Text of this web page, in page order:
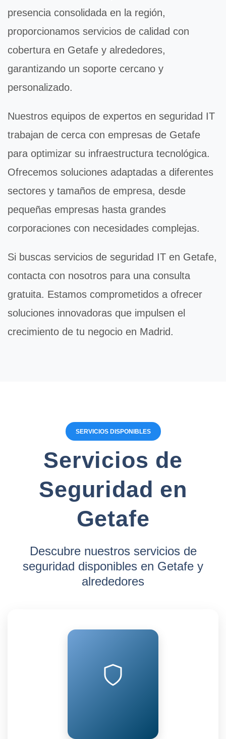
presencia consolidada en la región,
proporcionamos servicios de calidad con
cobertura en Getafe y alrededores,
garantizando un soporte cercano y
personalizado.
Nuestros equipos de expertos en seguridad IT
trabajan de cerca con empresas de Getafe
para optimizar su infraestructura tecnológica.
Ofrecemos soluciones adaptadas a diferentes
sectores y tamaños de empresa, desde
pequeñas empresas hasta grandes
corporaciones con necesidades complejas.
Si buscas servicios de seguridad IT en Getafe,
contacta con nosotros para una consulta
gratuita. Estamos comprometidos a ofrecer
soluciones innovadoras que impulsen el
crecimiento de tu negocio en Madrid.
SERVICIOS DISPONIBLES
Servicios de
Seguridad en
Getafe
Descubre nuestros servicios de
seguridad disponibles en Getafe y
alrededores